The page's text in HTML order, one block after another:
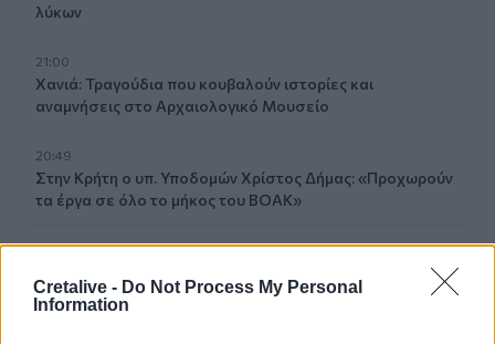
Cretalive - Do Not Process My Personal
Information
λύκων
21:00
Χανιά: Τραγούδια που κουβαλούν ιστορίες και
αναμνήσεις στο Αρχαιολογικό Μουσείο
20:49
Στην Κρήτη ο υπ. Υποδομών Χρίστος Δήμας: «Προχωρούν
τα έργα σε όλο το μήκος του ΒΟΑΚ»
20:42
Νορβηγία: Μυστηριώδεις θάνατοι ταράνδων δημιουργούν
ερωτηματικά